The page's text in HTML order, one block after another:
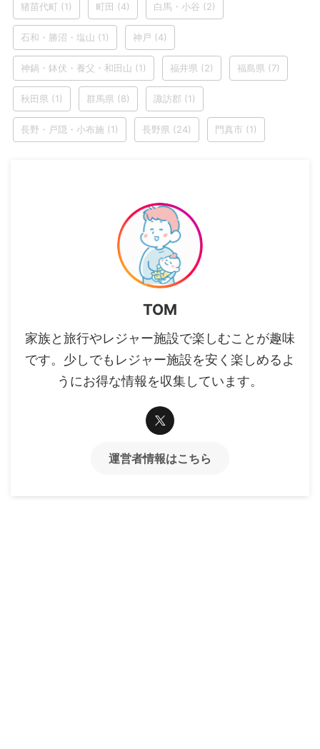
猪苗代町 (1) 町田 (4) 白馬・小谷 (2)
石和・勝沼・塩山 (1) 神戸 (4)
神鍋・鉢伏・養父・和田山 (1) 福井県 (2) 福島県 (7)
秋田県 (1) 群馬県 (8) 諏訪郡 (1)
長野・戸隠・小布施 (1) 長野県 (24) 門真市 (1)
TOM
家族と旅行やレジャー施設で楽しむことが趣味
です。少しでもレジャー施設を安く楽しめるよ
うにお得な情報を収集しています。
運営者情報はこちら